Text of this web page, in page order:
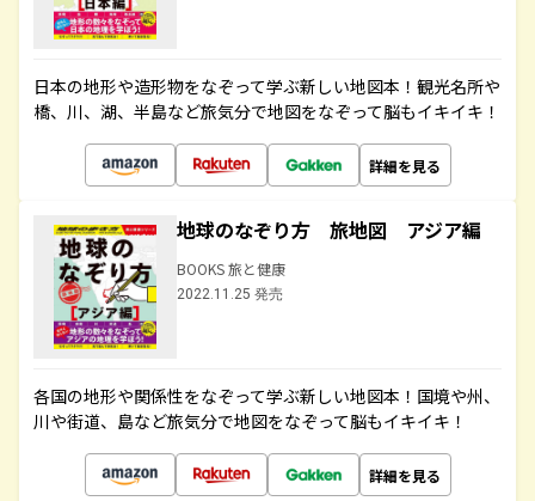
日本の地形や造形物をなぞって学ぶ新しい地図本！観光名所や
橋、川、湖、半島など旅気分で地図をなぞって脳もイキイキ！
詳細を見る
地球のなぞり方 旅地図 アジア編
BOOKS 旅と健康
2022.11.25 発売
各国の地形や関係性をなぞって学ぶ新しい地図本！国境や州、
川や街道、島など旅気分で地図をなぞって脳もイキイキ！
詳細を見る